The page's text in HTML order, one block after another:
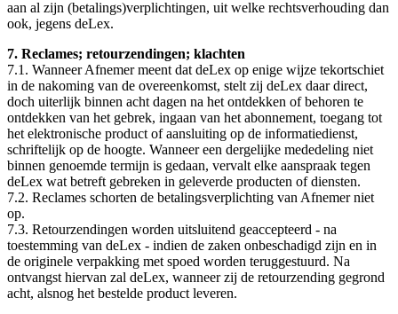
aan al zijn (betalings)verplichtingen, uit welke rechtsverhouding dan
ook, jegens deLex.
7. Reclames; retourzendingen; klachten
7.1. Wanneer Afnemer meent dat deLex op enige wijze tekortschiet
in de nakoming van de overeenkomst, stelt zij deLex daar direct,
doch uiterlijk binnen acht dagen na het ontdekken of behoren te
ontdekken van het gebrek, ingaan van het abonnement, toegang tot
het elektronische product of aansluiting op de informatiedienst,
schriftelijk op de hoogte. Wanneer een dergelijke mededeling niet
binnen genoemde termijn is gedaan, vervalt elke aanspraak tegen
deLex wat betreft gebreken in geleverde producten of diensten.
7.2. Reclames schorten de betalingsverplichting van Afnemer niet
op.
7.3. Retourzendingen worden uitsluitend geaccepteerd - na
toestemming van deLex - indien de zaken onbeschadigd zijn en in
de originele verpakking met spoed worden teruggestuurd. Na
ontvangst hiervan zal deLex, wanneer zij de retourzending gegrond
acht, alsnog het bestelde product leveren.